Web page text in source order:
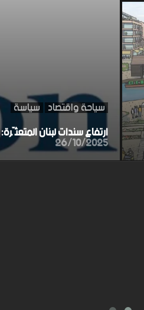
سياحة واقتصاد سياسة
ارتفاع سندات لبنان
26/10/2025